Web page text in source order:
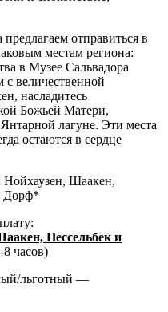
отправиться в
местам региона:
в Музее Сальвадора
величественной
насладитесь
Божьей Матери,
лагуне. Эти места
остаются в сердце
Шаакен,
Дорф*
Нессельбек и
8 часов)
льготный —